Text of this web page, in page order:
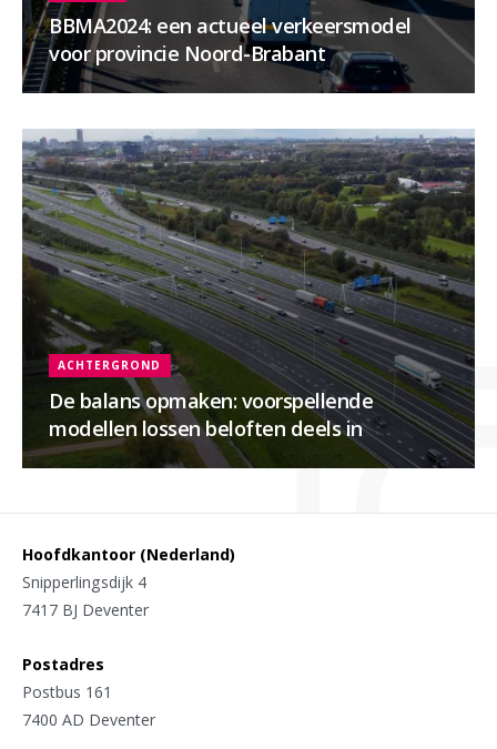
BBMA2024: een actueel verkeersmodel
voor provincie Noord-Brabant
De balans opmaken: voorspellende
modellen lossen beloften deels in
ACHTERGROND
Hoofdkantoor (Nederland)
Snipperlingsdijk 4
7417 BJ Deventer
Postadres
Postbus 161
7400 AD Deventer